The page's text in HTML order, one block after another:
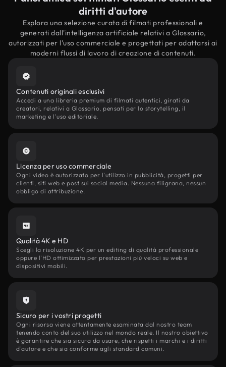
diritti d'autore
Esplora una selezione curata di filmati professionali e
generati dall'intelligenza artificiale relativi a Glossario,
autorizzati per l'uso commerciale e progettati per adattarsi ai
moderni flussi di lavoro di creazione di contenuti.
Contenuti originali esclusivi
Accedi a una libreria premium di filmati autentici, girati da
creatori, relativi a Glossario, pensati per lo storytelling, il
marketing e l'uso editoriale.
Licenza per uso commerciale
Ogni video è autorizzato per l'utilizzo in pubblicità, progetti per
clienti, siti web e post sui social media. Nessuna filigrana, nessun
obbligo di attribuzione.
Qualità 4K e HD
Scegli la risoluzione 4K per un editing di qualità professionale
oppure l'HD ottimizzato per prestazioni più veloci su web e
dispositivi mobili.
Sicuro per i vostri progetti
Ogni risorsa viene attentamente esaminata dal nostro team
tenendo conto del suo utilizzo nel mondo reale. Il nostro obiettivo
è garantire che sia sicura da usare, che rispetti i marchi e i diritti
d'autore e che sia conforme agli standard comuni.